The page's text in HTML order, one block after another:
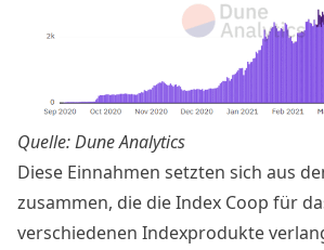
Quelle: Dune Analytics
Diese Einnahmen setzten sich aus
zusammen, die die Index Coop für
verschiedenen Indexprodukte